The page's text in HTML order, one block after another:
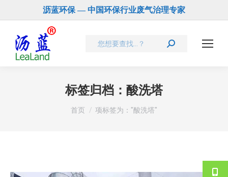
沥蓝环保 — 中国环保行业废气治理专家
Search:
标签归档： 酸洗塔
您在这里：
首页 项标签为："酸洗塔"